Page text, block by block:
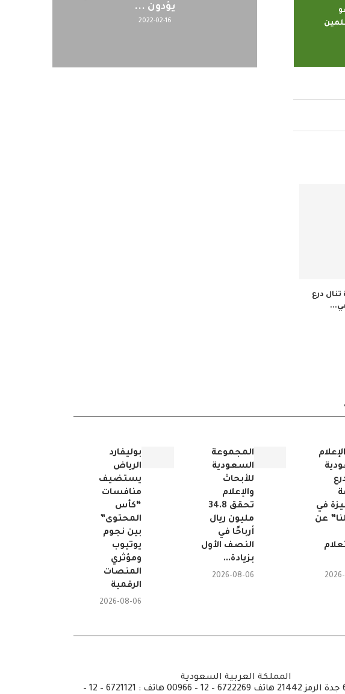
تنال درع
يؤدون ...
2022-02-16
في
عن
المجموعة
السعودية
للأبحاث
والإعلام
تحقق 34.8
مليون ريال
أرباحًا في
النصف الأول
بزيادة...
2026-08-06
بوليفارد
الرياض
يستضيف
منافسات
“كأس
المحتوى”
بين نجوم
يوتيوب
ومؤثري
المنصات
الرقمية
2026-08-06
المملكة العربية السعودية
ص.ب: 6351 جدة الرمز 21442 هاتف 6722269 – 12 – 00966 هاتف : 6721121 – 12 –